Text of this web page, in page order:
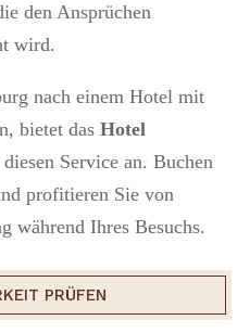
den Ansprüchen
wird.
nach einem Hotel mit
bietet dasHotel
Service an. Buchen
profitieren Sie von
während Ihres Besuchs.
PRÜFEN